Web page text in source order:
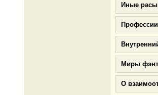
Иные
Миры
О